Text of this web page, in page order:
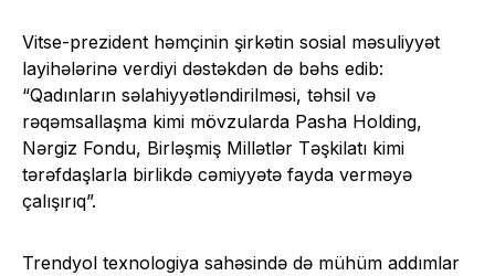
Vitse-prezident həmçinin şirkətin sosial məsuliyyət
layihələrinə verdiyi dəstəkdən də bəhs edib:
“Qadınların səlahiyyətləndirilməsi, təhsil və
rəqəmsallaşma kimi mövzularda Pasha Holding,
Nərgiz Fondu, Birləşmiş Millətlər Təşkilatı kimi
tərəfdaşlarla birlikdə cəmiyyətə fayda verməyə
çalışırıq”.
Trendyol texnologiya sahəsində də mühüm addımlar